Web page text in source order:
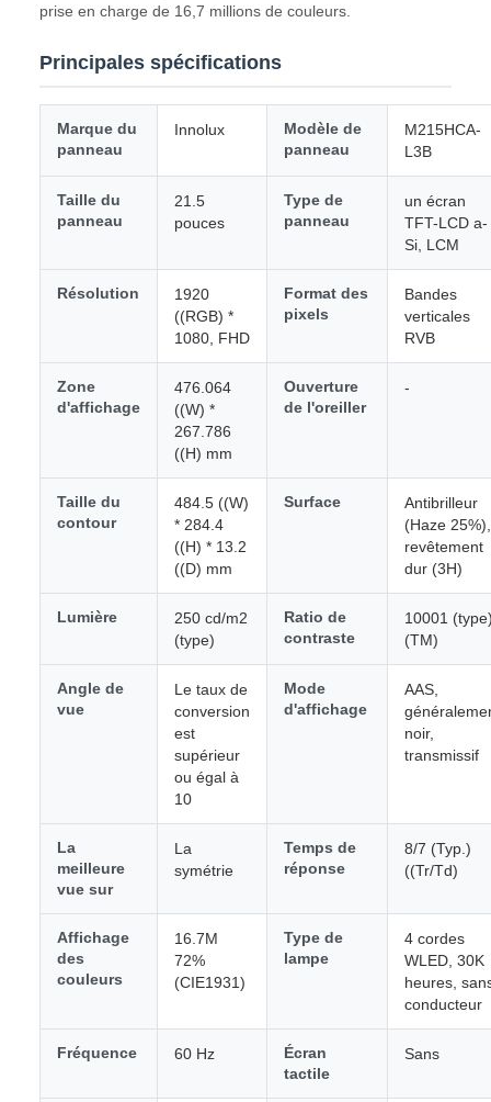
prise en charge de 16,7 millions de couleurs.
Principales spécifications
Marque du
panneau
Innolux
Modèle de
panneau
M215HCA-
L3B
Taille du
panneau
21.5
pouces
Type de
panneau
un écran
TFT-LCD a-
Si, LCM
Résolution
1920
((RGB) *
1080, FHD
Format des
pixels
Bandes
verticales
RVB
Zone
d'affichage
476.064
((W) *
267.786
((H) mm
Ouverture
de l'oreiller
-
Taille du
contour
484.5 ((W)
* 284.4
((H) * 13.2
((D) mm
Surface
Antibrilleur
(Haze 25%),
revêtement
dur (3H)
Lumière
250 cd/m2
(type)
Ratio de
contraste
10001
(TM)
Angle de
vue
Le taux de
conversion
est
supérieur
ou égal à
10
Mode
d'affichage
AAS,
noir,
transmissif
La
meilleure
vue sur
La
symétrie
Temps de
réponse
8/7 (Typ.)
((Tr/Td)
Affichage
des
couleurs
16.7M
72%
(CIE1931)
Type de
lampe
4 cordes
WLED, 30K
heures,
conducteur
Fréquence 60 Hz
Écran
tactile
Sans